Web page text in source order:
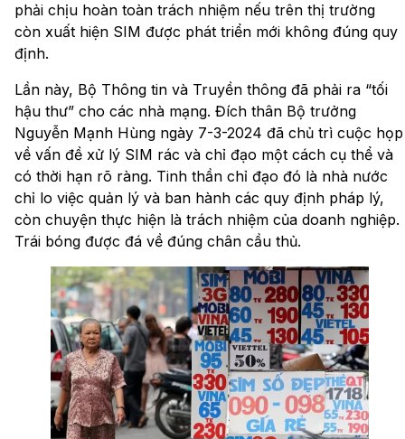
phải chịu hoàn toàn trách nhiệm nếu trên thị trường
còn xuất hiện SIM được phát triển mới không đúng quy
định.
Lần này, Bộ Thông tin và Truyền thông đã phải ra “tối
hậu thư” cho các nhà mạng. Đích thân Bộ trưởng
Nguyễn Mạnh Hùng ngày 7-3-2024 đã chủ trì cuộc họp
về vấn đề xử lý SIM rác và chỉ đạo một cách cụ thể và
có thời hạn rõ ràng. Tinh thần chỉ đạo đó là nhà nước
chỉ lo việc quản lý và ban hành các quy định pháp lý,
còn chuyện thực hiện là trách nhiệm của doanh nghiệp.
Trái bóng được đá về đúng chân cầu thủ.